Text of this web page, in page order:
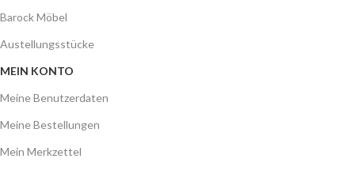
Barock Möbel
Austellungsstücke
MEIN KONTO
Meine Benutzerdaten
Meine Bestellungen
Mein Merkzettel